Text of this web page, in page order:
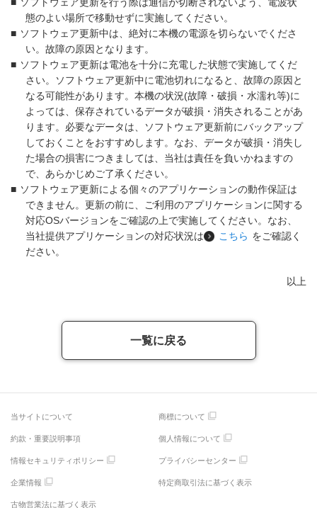
態のよい場所で移動せずに実施してください。
■ ソフトウェア更新中は、絶対に本機の電源を切らないでくださ
い。故障の原因となります。
■ ソフトウェア更新は電池を十分に充電した状態で実施してくだ
さい。ソフトウェア更新中に電池切れになると、故障の原因と
なる可能性があります。本機の状況(故障・破損・水濡れ等)に
よっては、保存されているデータが破損・消失されることがあ
ります。必要なデータは、ソフトウェア更新前にバックアップ
しておくことをおすすめします。なお、データが破損・消失し
た場合の損害につきましては、当社は責任を負いかねますの
で、あらかじめご了承ください。
■ ソフトウェア更新による個々のアプリケーションの動作保証は
できません。更新の前に、ご利用のアプリケーションに関する
対応OSバージョンをご確認の上で実施してください。なお、
当社提供アプリケーションの対応状況は
こちら をご確認く
ださい。
以上
一覧に戻る
当サイトについて 商標について
約款・重要説明事項 個人情報について
情報セキュリティポリシー プライバシーセンター
企業情報 特定商取引法に基づく表示
古物営業法に基づく表示